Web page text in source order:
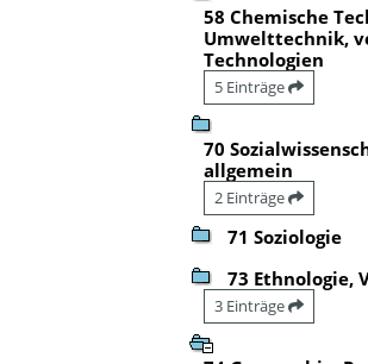
58 Chemische
Umwelttechnik,
Technologien
5 Einträge
70
allgemein
2 Einträge
71 Soziologie
73 Ethnologie,
3 Einträge